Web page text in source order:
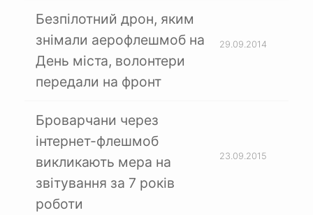
Безпілотний дрон, яким
знімали аерофлешмоб на
День міста, волонтери
передали на фронт
29.09.2014
Броварчани через
інтернет-флешмоб
викликають мера на
звітування за 7 років
роботи
23.09.2015